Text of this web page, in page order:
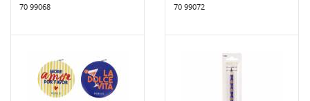
70 99068 70 99072